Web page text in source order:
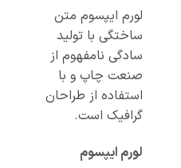
لورم ایپسوم متن
ساختگی با تولید
سادگی نامفهوم از
صنعت چاپ و با
استفاده از طراحان
گرافیک است.
لورم ایپسوم